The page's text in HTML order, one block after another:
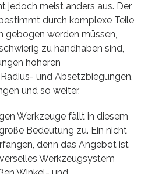
jedoch meist anders aus. Der
durch komplexe Teile,
gebogen werden müssen,
zu handhaben sind,
höheren
und Absetzbiegungen,
und so weiter.
Werkzeuge fällt in diesem
Bedeutung zu. Ein nicht
denn das Angebot ist
Werkzeugsystem